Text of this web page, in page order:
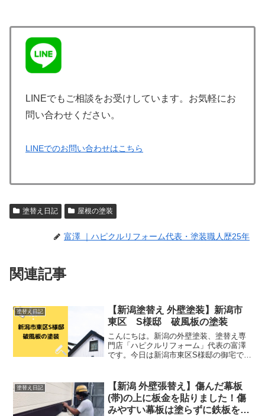
LINEでもご相談をお受けしています。お気軽にお
問い合わせください。
LINEでのお問い合わせはこちら
塗替え日記 屋根の塗装
富澤 ｜ハピクルリフォーム代表・塗装職人歴25年
関連記事
塗替え日記
【新潟塗替え 外壁塗装】新潟市
東区 S様邸 破風板の塗装
こんにちは。新潟の外壁塗装、塗替え専
門店「ハピクルリフォーム」代表の富澤
です。今日は新潟市東区S様邸の御宅で破
ことです。雨樋が付く場所のことを鼻隠
しと言いますし、三角形...
塗替え日記
【新潟 外壁張替え】傷んだ幕板
(帯)の上に板金を貼りました！傷
みやすい幕板は塗らずに鉄板を貼